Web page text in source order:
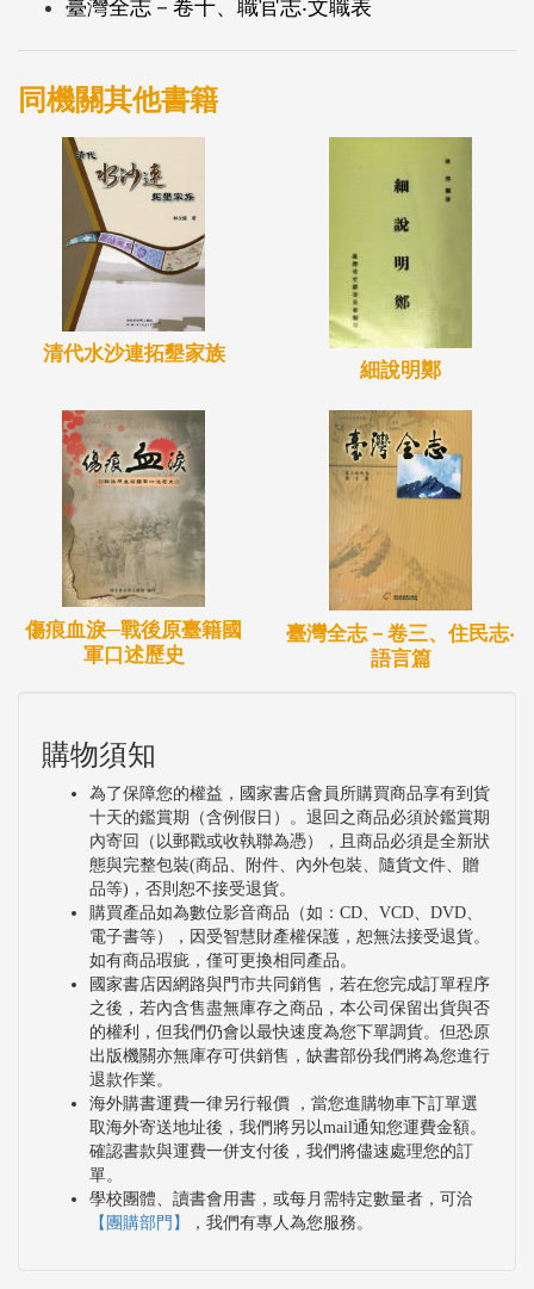
臺灣全志－卷十、職官志‧文職表
同機關其他書籍
清代水沙連拓墾家族
細說明鄭
傷痕血淚─戰後原臺籍國
軍口述歷史
臺灣全志－卷三、住民志‧
語言篇
購物須知
為了保障您的權益，國家書店會員所購買商品享有到貨
十天的鑑賞期（含例假日）。退回之商品必須於鑑賞期
內寄回（以郵戳或收執聯為憑），且商品必須是全新狀
態與完整包裝(商品、附件、內外包裝、隨貨文件、贈
品等)，否則恕不接受退貨。
購買產品如為數位影音商品（如：CD、VCD、DVD、
電子書等），因受智慧財產權保護，恕無法接受退貨。
如有商品瑕疵，僅可更換相同產品。
國家書店因網路與門市共同銷售，若在您完成訂單程序
之後，若內含售盡無庫存之商品，本公司保留出貨與否
的權利，但我們仍會以最快速度為您下單調貨。但恐原
出版機關亦無庫存可供銷售，缺書部份我們將為您進行
退款作業。
海外購書運費一律另行報價 ，當您進購物車下訂單選
取海外寄送地址後，我們將另以mail通知您運費金額。
確認書款與運費一併支付後，我們將儘速處理您的訂
單。
學校團體、讀書會用書，或每月需特定數量者，可洽
【團購部門】
，我們有專人為您服務。